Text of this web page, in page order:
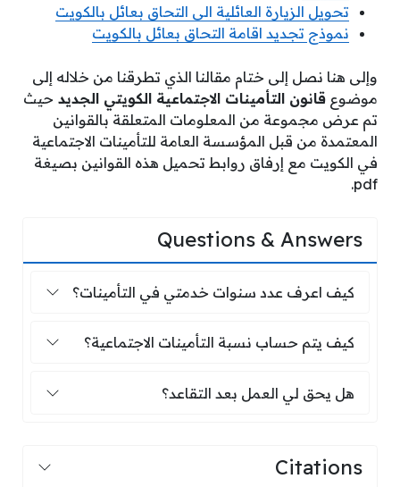
تحويل الزيارة العائلية الى التحاق بعائل بالكويت
نموذج تجديد اقامة التحاق بعائل بالكويت
وإلى هنا نصل إلى ختام مقالنا الذي تطرقنا من خلاله إلى
موضوع قانون التأمينات الاجتماعية الكويتي الجديد حيث
تم عرض مجموعة من المعلومات المتعلقة بالقوانين
المعتمدة من قبل المؤسسة العامة للتأمينات الاجتماعية
في الكويت مع إرفاق روابط تحميل هذه القوانين بصيغة
pdf.
Questions & Answers
كيف اعرف عدد سنوات خدمتي في
كيف اعرف عدد سنوات خدمتي في التأمينات؟
كيف يتم حساب نسبة التأمينات
كيف يتم حساب نسبة التأمينات الاجتماعية؟
هل يحق لي العمل بعد التقاعد؟
هل يحق لي العمل بعد التقاعد؟
Citations